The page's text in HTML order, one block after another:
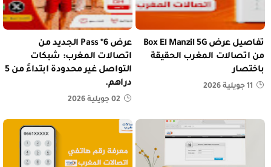
تفاصيل عرض Box El Manzil 5G
من اتصالات المغرب الحقيقة
باختصار
11 جويلية 2026
عرض Pass *6 الجديد من
اتصالات المغرب: شبكات
التواصل غير محدودة ابتداءً من 5
دراهم.
02 جويلية 2026